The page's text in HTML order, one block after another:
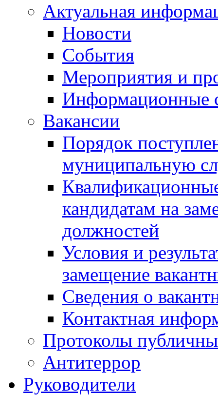
Актуальная
Новости
События
Мероприятия и
Информационные
Вакансии
Порядок
муниципальную
кандидатам на
должностей
Условия и
замещение
Сведения о
Контактная
Протоколы
Антитеррор
Руководители